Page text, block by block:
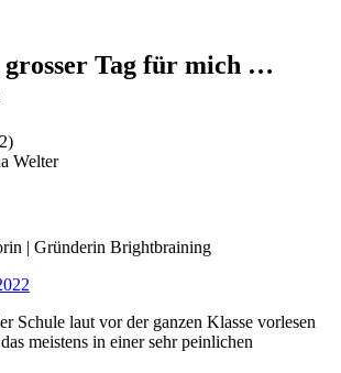
grosser Tag für mich …
| Gründerin Brightbraining
Schule laut vor der ganzen Klasse vorlesen
meistens in einer sehr peinlichen